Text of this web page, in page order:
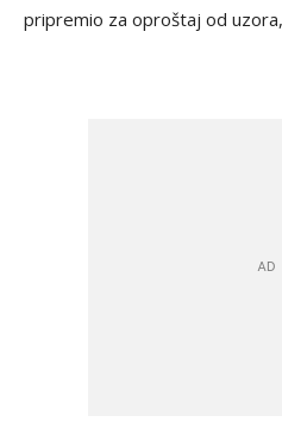
pripremio za oproštaj od